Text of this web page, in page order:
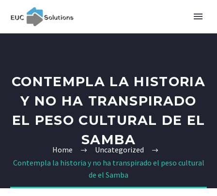
CONTEMPLA LA HISTORIA
Y NO HA TRANSPIRADO
EL PESO CULTURAL DE EL
SAMBA
Home
Uncategorized
Contempla la historia y no ha transpirado el peso cultural
de el Samba